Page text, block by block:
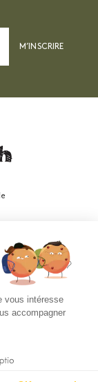
M’INSCRIRE
vous intéresse
accompagner